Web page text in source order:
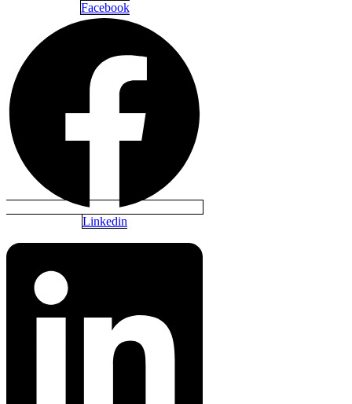
Facebook
Linkedin